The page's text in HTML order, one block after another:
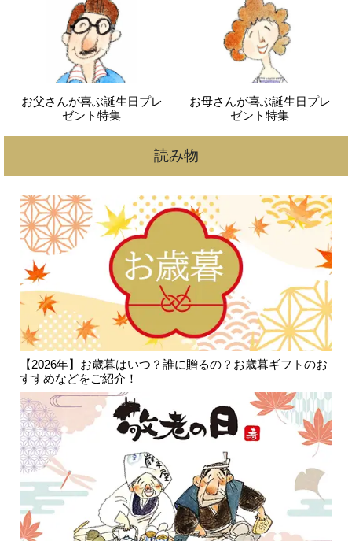
お父さんが喜ぶ誕生日プレ
ゼント特集
お母さんが喜ぶ誕生日プレ
ゼント特集
読み物
【2026年】お歳暮はいつ？誰に贈るの？お歳暮ギフトのお
すすめなどをご紹介！